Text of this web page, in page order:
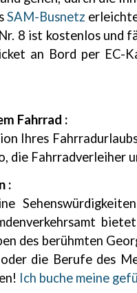
SAM-Busnetz
8 ist kostenlos und
an Bord per EC-
Fahrrad :
Ihres
die Fahrradverleiher
:
des berühmten
die Berufe des
Ich buche meine